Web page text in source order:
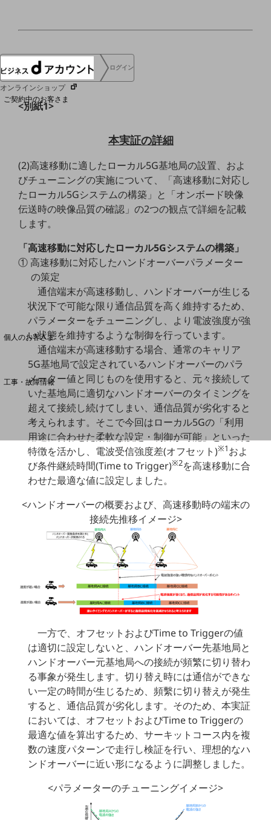
ログイン
オンラインショップ
ご契約中のお客さま
ご契約中サービスの一元管理
Web明細(ビリングステーション)
料金分析(ご利用料金管理サービス)
Web明細(My docomo)
個人のお客さま
NTTドコモ
OCNなど
工事・故障情報
お客さまサポートサイト
SDPFナレッジセンター
NTTドコモ 通信障害情報
<別紙1>
本実証の詳細
(2)高速移動に適したローカル5G基地局の設置、およ
びチューニングの実施について、「高速移動に対応し
たローカル5Gシステムの構築」と「オンボード映像
伝送時の映像品質の確認」の2つの観点で詳細を記載
します。
「高速移動に対応したローカル5Gシステムの構築」
① 高速移動に対応したハンドオーバーパラメーター
の策定
通信端末が高速移動し、ハンドオーバーが生じる
状況下で可能な限り通信品質を高く維持するため、
パラメーターをチューニングし、より電波強度が強
い状態を維持するような制御を行っています。
通信端末が高速移動する場合、通常のキャリア
5G基地局で設定されているハンドオーバーのパラ
メーター値と同じものを使用すると、元々接続して
いた基地局に適切なハンドオーバーのタイミングを
超えて接続し続けてしまい、通信品質が劣化すると
考えられます。そこで今回はローカル5Gの「利用
用途に合わせた柔軟な設定・制御が可能」といった
特徴を活かし、電波受信強度差(オフセット)※1およ
び条件継続時間(Time to Trigger)※2を高速移動に合
わせた最適な値に設定しました。
<ハンドオーバーの概要および、高速移動時の端末の
接続先推移イメージ>
一方で、オフセットおよびTime to Triggerの値
は適切に設定しないと、ハンドオーバー先基地局と
ハンドオーバー元基地局への接続が頻繁に切り替わ
る事象が発生します。切り替え時には通信ができな
い一定の時間が生じるため、頻繫に切り替えが発生
すると、通信品質が劣化します。そのため、本実証
においては、オフセットおよびTime to Triggerの
最適な値を算出するため、サーキットコース内を複
数の速度パターンで走行し検証を行い、理想的なハ
ンドオーバーに近い形になるように調整しました。
<パラメーターのチューニングイメージ>